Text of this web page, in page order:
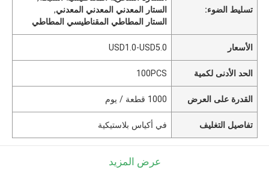
تسليط الضوء:
الستار المعدني المعدني المعدني,
الستار المطاطي المقناطيسي المطاطي
الأسعار USD1.0-USD5.0
الحد الأدنى لكمية 100PCS
القدرة على العرض 1000 قطعة / يوم
تفاصيل التغليف في أكياس بلاستيكية
عرض المزيد